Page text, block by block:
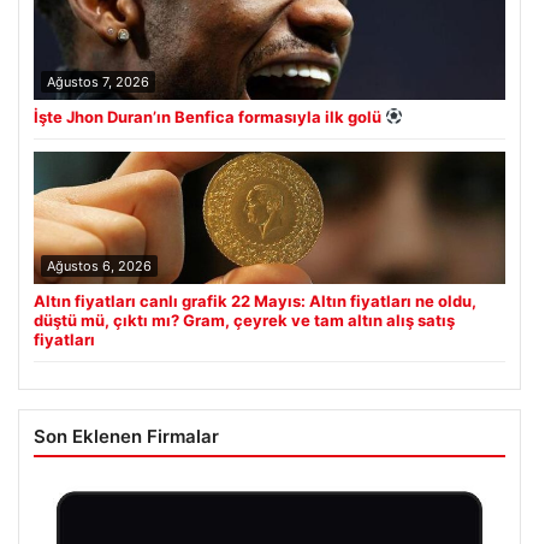
Ağustos 7, 2026
İşte Jhon Duran’ın Benfica formasıyla ilk golü
Ağustos 6, 2026
Altın fiyatları canlı grafik 22 Mayıs: Altın fiyatları ne oldu,
düştü mü, çıktı mı? Gram, çeyrek ve tam altın alış satış
fiyatları
Son Eklenen Firmalar